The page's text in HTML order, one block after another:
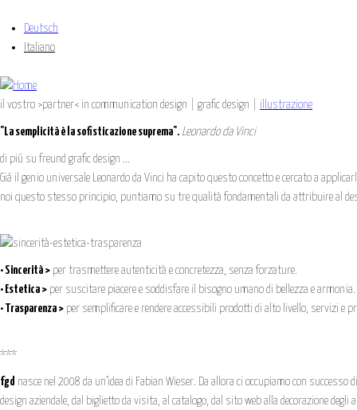
Deutsch
Italiano
il vostro >partner< in communication design | grafic design | illustrazione
"La semplicità è la sofisticazione suprema". Leonardo da Vinci
di piú su freund grafic design ...
Giá il genio universale Leonardo da Vinci ha capito questo concetto e cercato a
noi questo stesso principio, puntiamo su tre qualità fondamentali da attribuire al
• Sincerità > per trasmettere autenticità e concretezza, senza forzature.
• Estetica > per suscitare piacere e soddisfare il bisogno umano di bellezza e armonia.
• Trasparenza > per semplificare e rendere accessibili prodotti di alto livello, servizi e
***
fgd nasce nel 2008 da un’idea di Fabian Wieser. Da allora ci occupiamo con
design aziendale, dal biglietto da visita, al catalogo, dal sito web alla decorazione degli